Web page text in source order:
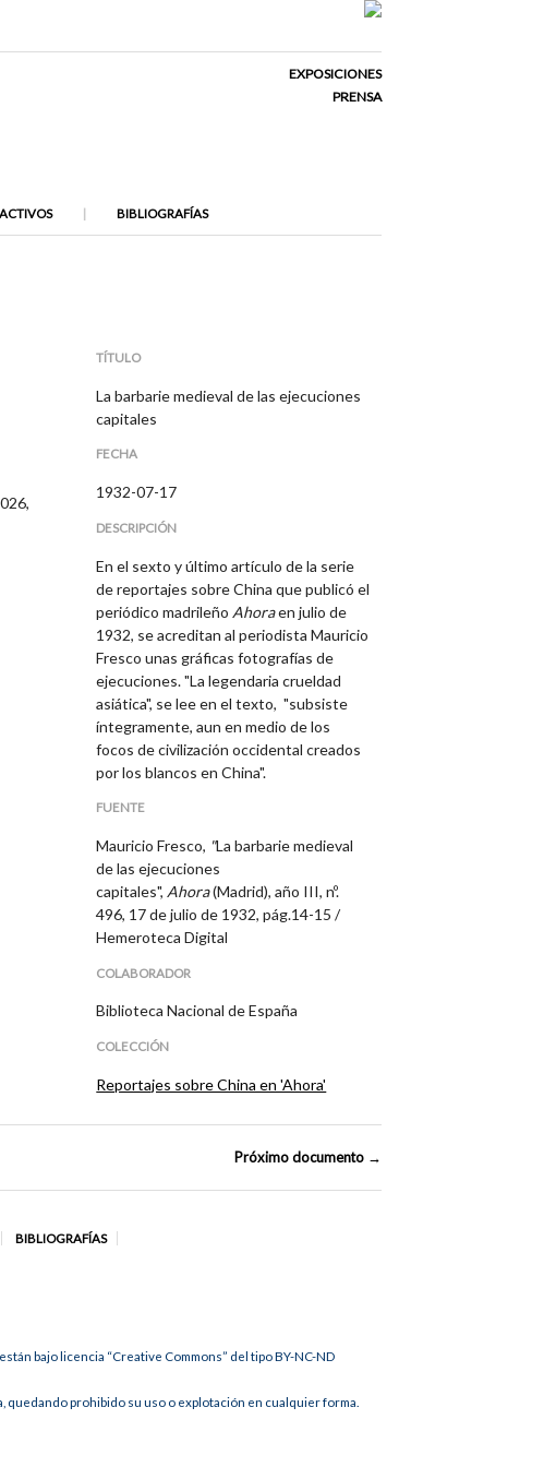
EXPOSICIONES
PRENSA
BIBLIOGRAFÍAS
TÍTULO
La barbarie medieval de las ejecuciones
capitales
FECHA
1932-07-17
DESCRIPCIÓN
En el sexto y último artículo de la serie
de reportajes sobre China que publicó el
periódico madrileño Ahoraen julio de
1932, se acreditan al periodista Mauricio
Fresco unas gráficas fotografías de
ejecuciones. "La legendaria crueldad
asiática", se lee en el texto, "subsiste
íntegramente, aun en medio de los
focos de civilización occidental creados
por los blancos en China".
FUENTE
Mauricio Fresco, "La barbarie medieval
de las ejecuciones
capitales", Ahora(Madrid), año III, nº.
496, 17 de julio de 1932, pág.14-15 /
Hemeroteca Digital
COLABORADOR
Biblioteca Nacional de España
COLECCIÓN
Reportajes sobre China en 'Ahora'
Próximo documento →
BIBLIOGRAFÍAS
bajo licencia “Creative Commons” del tipo BY-NC-ND
quedando prohibido su uso o explotación en cualquier forma.